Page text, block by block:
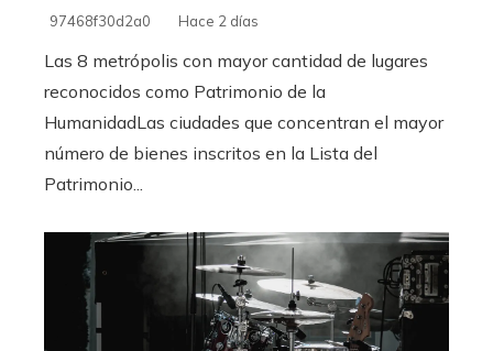
97468f30d2a0 Hace 2 días
Las 8 metrópolis con mayor cantidad de lugares
reconocidos como Patrimonio de la
HumanidadLas ciudades que concentran el mayor
número de bienes inscritos en la Lista del
Patrimonio...